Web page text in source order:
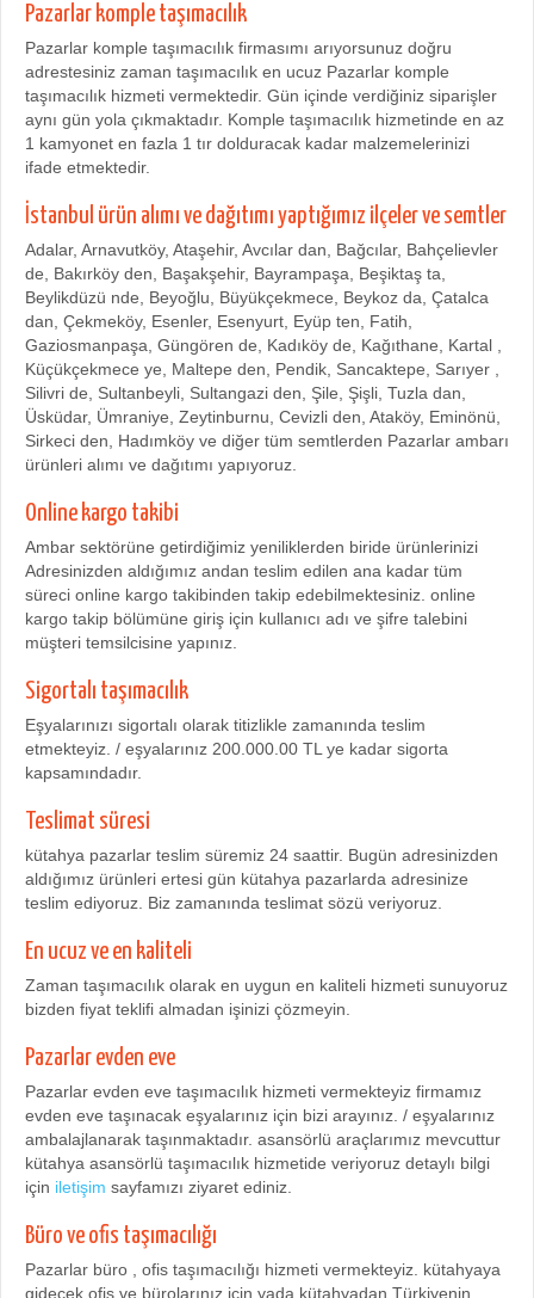
Pazarlar komple taşımacılık
Pazarlar komple taşımacılık firmasımı arıyorsunuz doğru
adrestesiniz zaman taşımacılık en ucuz Pazarlar komple
taşımacılık hizmeti vermektedir. Gün içinde verdiğiniz siparişler
aynı gün yola çıkmaktadır. Komple taşımacılık hizmetinde en az
1 kamyonet en fazla 1 tır dolduracak kadar malzemelerinizi
ifade etmektedir.
İstanbul ürün alımı ve dağıtımı yaptığımız ilçeler ve semtler
Adalar, Arnavutköy, Ataşehir, Avcılar dan, Bağcılar, Bahçelievler
de, Bakırköy den, Başakşehir, Bayrampaşa, Beşiktaş ta,
Beylikdüzü nde, Beyoğlu, Büyükçekmece, Beykoz da, Çatalca
dan, Çekmeköy, Esenler, Esenyurt, Eyüp ten, Fatih,
Gaziosmanpaşa, Güngören de, Kadıköy de, Kağıthane, Kartal ,
Küçükçekmece ye, Maltepe den, Pendik, Sancaktepe, Sarıyer ,
Silivri de, Sultanbeyli, Sultangazi den, Şile, Şişli, Tuzla dan,
Üsküdar, Ümraniye, Zeytinburnu, Cevizli den, Ataköy, Eminönü,
Sirkeci den, Hadımköy ve diğer tüm semtlerden Pazarlar ambarı
ürünleri alımı ve dağıtımı yapıyoruz.
Online kargo takibi
Ambar sektörüne getirdiğimiz yeniliklerden biride ürünlerinizi
Adresinizden aldığımız andan teslim edilen ana kadar tüm
süreci online kargo takibinden takip edebilmektesiniz. online
kargo takip bölümüne giriş için kullanıcı adı ve şifre talebini
müşteri temsilcisine yapınız.
Sigortalı taşımacılık
Eşyalarınızı sigortalı olarak titizlikle zamanında teslim
etmekteyiz. / eşyalarınız 200.000.00 TL ye kadar sigorta
kapsamındadır.
Teslimat süresi
kütahya pazarlar teslim süremiz 24 saattir. Bugün adresinizden
aldığımız ürünleri ertesi gün kütahya pazarlarda adresinize
teslim ediyoruz. Biz zamanında teslimat sözü veriyoruz.
En ucuz ve en kaliteli
Zaman taşımacılık olarak en uygun en kaliteli hizmeti sunuyoruz
bizden fiyat teklifi almadan işinizi çözmeyin.
Pazarlar evden eve
Pazarlar evden eve taşımacılık hizmeti vermekteyiz firmamız
evden eve taşınacak eşyalarınız için bizi arayınız. / eşyalarınız
ambalajlanarak taşınmaktadır. asansörlü araçlarımız mevcuttur
kütahya asansörlü taşımacılık hizmetide veriyoruz detaylı bilgi
için iletişim sayfamızı ziyaret ediniz.
Büro ve ofis taşımacılığı
Pazarlar büro , ofis taşımacılığı hizmeti vermekteyiz. kütahyaya
gidecek ofis ve bürolarınız için yada kütahyadan Türkiyenin